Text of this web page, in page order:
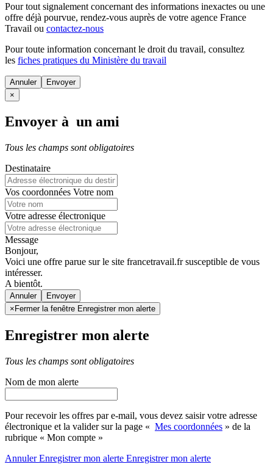
Pour tout signalement concernant des informations inexactes ou une
offre déjà pourvue, rendez-vous auprès de votre agence France
Travail ou contactez-nous
Pour toute information concernant le droit du travail, consultez
les fiches pratiques du Ministère du travail
Annuler
×
Envoyer à un ami
Tous les champs sont obligatoires
Destinataire
Vos coordonnées Votre nom
Votre adresse électronique
Message
Bonjour,
Voici une offre parue sur le site francetravail.fr susceptible de vous
intéresser.
A bientôt.
Annuler
× Fermer la fenêtre Enregistrer mon alerte
Enregistrer mon alerte
Tous les champs sont obligatoires
Nom de mon alerte
Pour recevoir les offres par e-mail, vous devez saisir votre adresse
électronique et la valider sur la page « Mes coordonnées » de la
rubrique « Mon compte »
AnnulerEnregistrer mon alerte Enregistrermon alerte